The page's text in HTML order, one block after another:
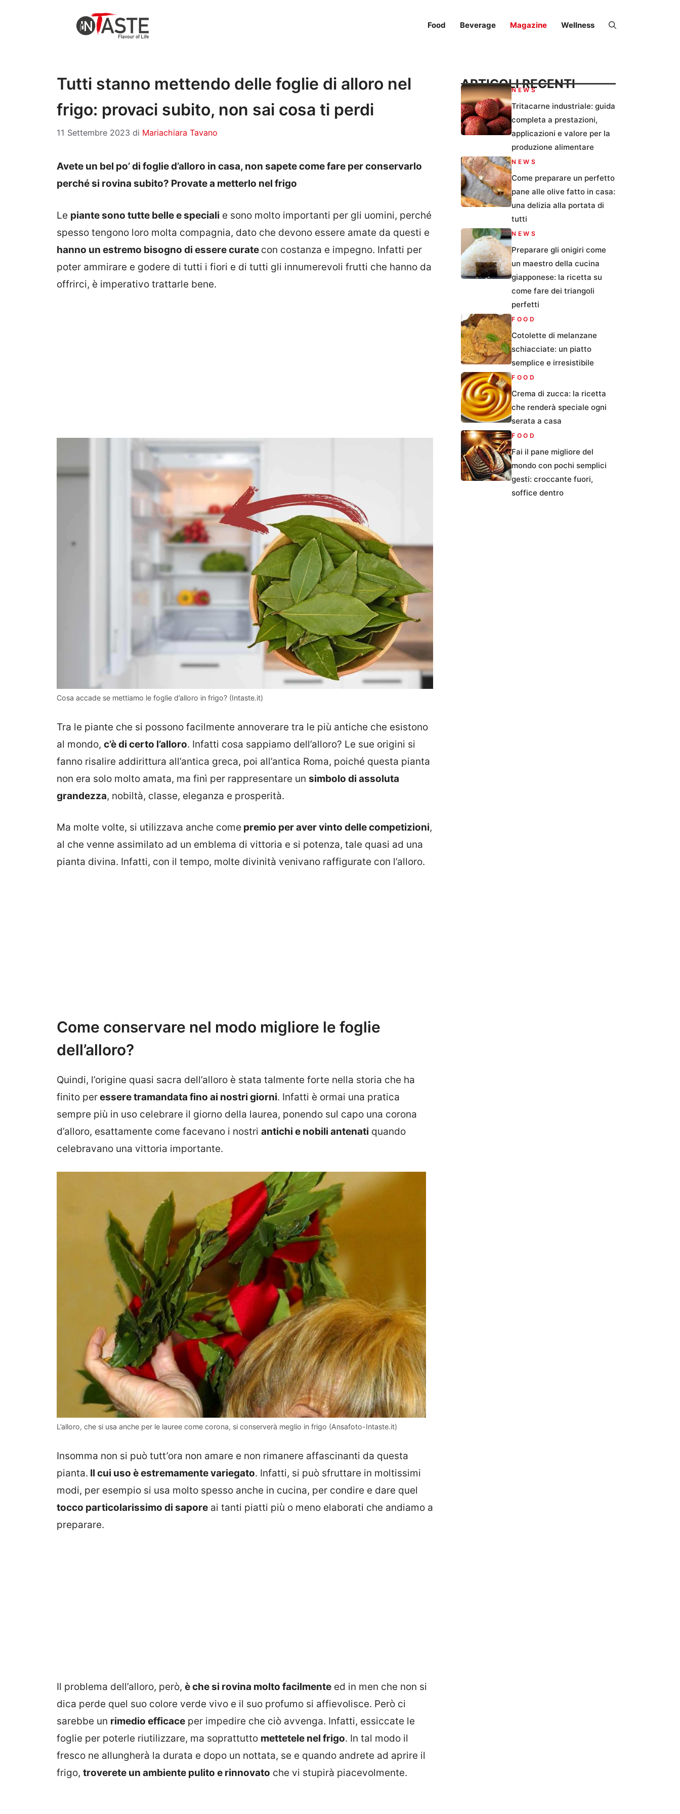
Food Beverage Magazine Wellness
Tutti stanno mettendo delle foglie di alloro nel
frigo: provaci subito, non sai cosa ti perdi
11 Settembre 2023 di Mariachiara Tavano
Avete un bel po’ di foglie d’alloro in casa, non sapete come fare per conservarlo
perché si rovina subito? Provate a metterlo nel frigo
Le piante sono tutte belle e speciali e sono molto importanti per gli uomini, perché
spesso tengono loro molta compagnia, dato che devono essere amate da questi e
hanno un estremo bisogno di essere curate con costanza e impegno. Infatti per
poter ammirare e godere di tutti i fiori e di tutti gli innumerevoli frutti che hanno da
offrirci, è imperativo trattarle bene.
Cosa accade se mettiamo le foglie d’alloro in frigo? (Intaste.it)
Tra le piante che si possono facilmente annoverare tra le più antiche che esistono
al mondo, c’è di certo l’alloro. Infatti cosa sappiamo dell’alloro? Le sue origini si
fanno risalire addirittura all’antica greca, poi all’antica Roma, poiché questa pianta
non era solo molto amata, ma finì per rappresentare un simbolo di assoluta
grandezza, nobiltà, classe, eleganza e prosperità.
Ma molte volte, si utilizzava anche come premio per aver vinto delle competizioni,
al che venne assimilato ad un emblema di vittoria e si potenza, tale quasi ad una
pianta divina. Infatti, con il tempo, molte divinità venivano raffigurate con l’alloro.
Come conservare nel modo migliore le foglie
dell’alloro?
Quindi, l’origine quasi sacra dell’alloro è stata talmente forte nella storia che ha
finito peressere tramandata fino ai nostri giorni. Infatti è ormai una pratica
sempre più in uso celebrare il giorno della laurea, ponendo sul capo una corona
d’alloro, esattamente come facevano i nostri antichi e nobili antenati quando
celebravano una vittoria importante.
L’alloro, che si usa anche per le lauree come corona, si conserverà meglio in frigo (Ansafoto-Intaste.it)
Insomma non si può tutt’ora non amare e non rimanere affascinanti da questa
pianta. Il cui uso è estremamente variegato. Infatti, si può sfruttare in moltissimi
modi, per esempio si usa molto spesso anche in cucina, per condire e dare quel
tocco particolarissimo di sapore ai tanti piatti più o meno elaborati che andiamo a
preparare.
Il problema dell’alloro, però, è che si rovina molto facilmente ed in men che non si
dica perde quel suo colore verde vivo e il suo profumo si affievolisce. Però ci
sarebbe un rimedio efficace per impedire che ciò avvenga. Infatti, essiccate le
foglie per poterle riutilizzare, ma soprattutto mettetele nel frigo. In tal modo il
fresco ne allungherà la durata e dopo un nottata, se e quando andrete ad aprire il
frigo, troverete un ambiente pulito e rinnovato che vi stupirà piacevolmente.
ARTICOLI RECENTI
NEWS
Tritacarne industriale: guida
completa a prestazioni,
applicazioni e valore per la
produzione alimentare
NEWS
Come preparare un perfetto
pane alle olive fatto in casa:
una delizia alla portata di
tutti
NEWS
Preparare gli onigiri come
un maestro della cucina
giapponese: la ricetta su
come fare dei triangoli
perfetti
FOOD
Cotolette di melanzane
schiacciate: un piatto
semplice e irresistibile
FOOD
Crema di zucca: la ricetta
che renderà speciale ogni
serata a casa
FOOD
Fai il pane migliore del
mondo con pochi semplici
gesti: croccante fuori,
soffice dentro